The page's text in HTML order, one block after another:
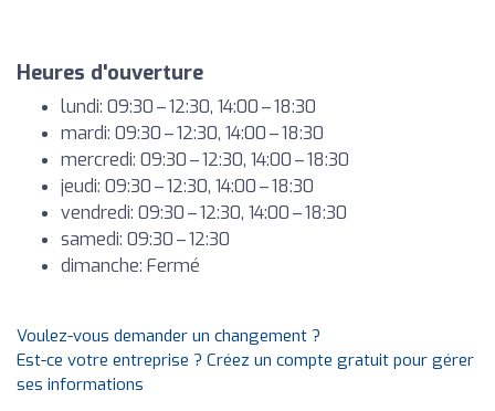
Heures d'ouverture
lundi: 09:30 – 12:30, 14:00 – 18:30
mardi: 09:30 – 12:30, 14:00 – 18:30
mercredi: 09:30 – 12:30, 14:00 – 18:30
jeudi: 09:30 – 12:30, 14:00 – 18:30
vendredi: 09:30 – 12:30, 14:00 – 18:30
samedi: 09:30 – 12:30
dimanche: Fermé
Voulez-vous demander un changement ?
Est-ce votre entreprise ? Créez un compte gratuit pour gérer
ses informations